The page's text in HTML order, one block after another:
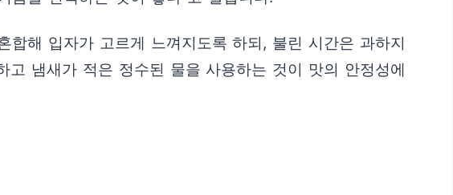
해 입자가 고르게 느껴지도록 하되, 불린 시간은 과하지
냄새가 적은 정수된 물을 사용하는 것이 맛의 안정성에